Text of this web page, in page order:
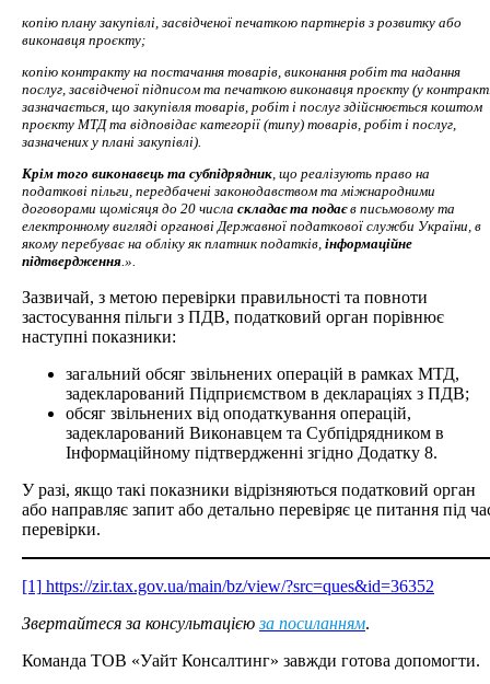
копію плану закупівлі, засвідченої печаткою партнерів з розвитку або
виконавця проєкту;
копію контракту на постачання товарів, виконання робіт та надання
послуг, засвідченої підписом та печаткою виконавця проєкту (у
зазначається, що закупівля товарів, робіт і послуг здійснюється коштом
проєкту МТД та відповідає категорії (типу) товарів, робіт і послуг,
зазначених у плані закупівлі).
Крім того виконавець та субпідрядник , що реалізують право на
податкові пільги, передбачені законодавством та міжнародними
договорами щомісяця до 20 числа складає та подаєв письмовому та
електронному вигляді органові Державної податкової служби України, в
якому перебуває на обліку як платник податків, інформаційне
підтвердження .».
Зазвичай, з метою перевірки правильності та повноти
застосування пільги з ПДВ, податковий орган порівнює
наступні показники:
загальний обсяг звільнених операцій в рамках МТД,
задекларований Підприємством в деклараціях з ПДВ;
обсяг звільнених від оподаткування операцій,
задекларований Виконавцем та Субпідрядником в
Інформаційному підтвердженні згідно Додатку 8.
У разі, якщо такі показники відрізняються податковий орган
або направляє запит або детально перевіряє це питання під
перевірки.
[1] https://zir.tax.gov.ua/main/bz/view/?src=ques&id=36352
Звертайтеся за консультацієюза посиланням.
Команда ТОВ «Уайт Консалтинг» завжди готова допомогти.